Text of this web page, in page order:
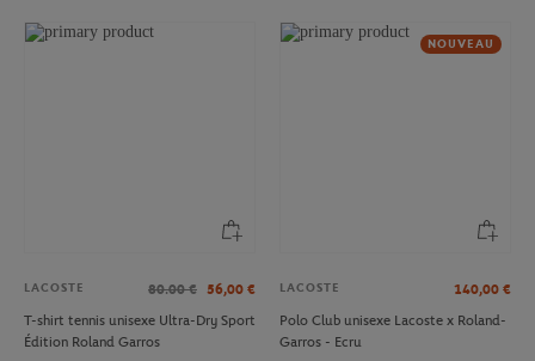
LACOSTE 80.00 € 56,00 €
T-shirt tennis unisexe Ultra-Dry Sport
Édition Roland Garros
NOUVEAU
LACOSTE 140,00 €
Polo Club unisexe Lacoste x Roland-
Garros - Ecru